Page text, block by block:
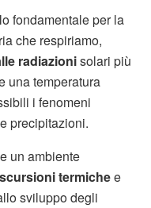
fondamentale per la
che respiriamo,
radiazionisolari più
una temperatura
i fenomeni
precipitazioni.
un ambiente
termichee
sviluppo degli